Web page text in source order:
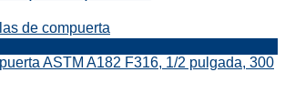
de compuerta